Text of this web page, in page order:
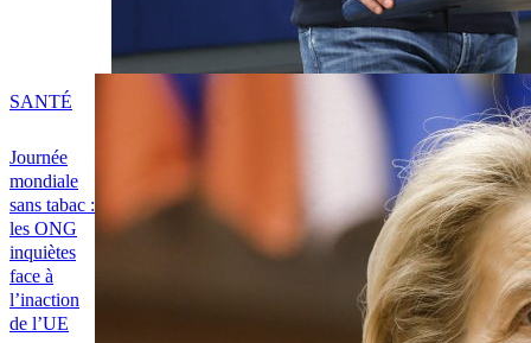
Journée
mondiale
sans tabac :
les ONG
inquiètes
face à
l’inaction
de l’UE
SANTÉ